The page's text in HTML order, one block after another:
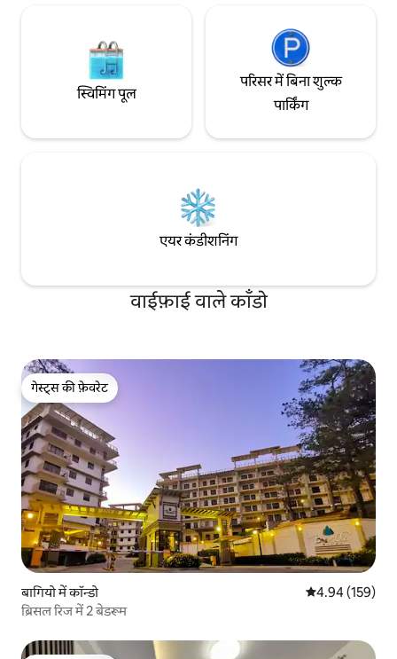
स्विमिंग पूल
परिसर में बिना शुल्क
पार्किंग
एयर कंडीशनिंग
वाईफ़ाई वाले काँडो
गेस्ट्स की फ़ेवरेट
गेस्ट्स की फ़ेवरेट
बागियो में कॉन्डो औसत रेटिंग 5 में से
4.94 (159)
ब्रिसल रिज में 2 बेडरूम